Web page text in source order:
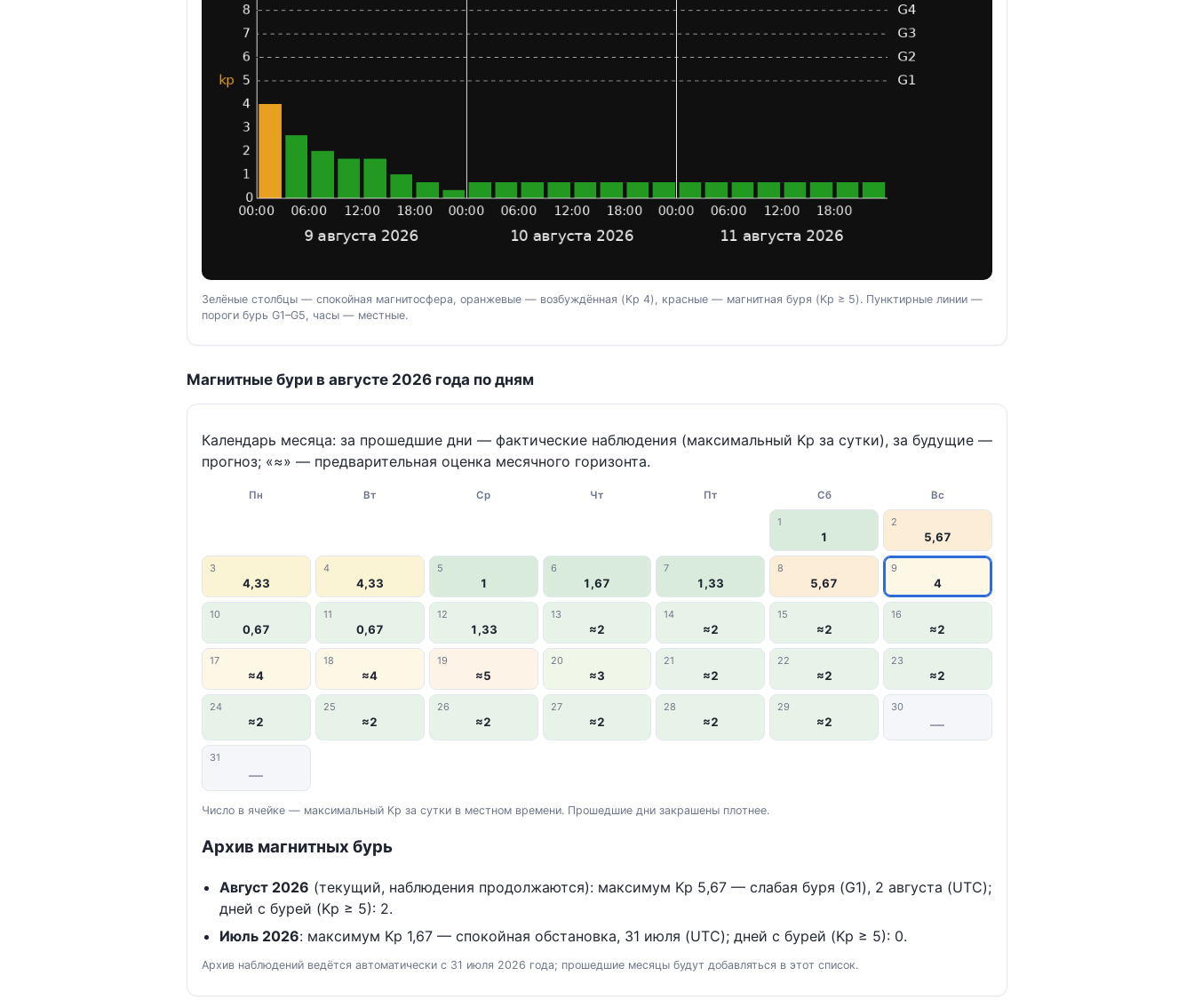
Зелёные столбцы — спокойная магнитосфера, оранжевые — возбуждённая (Kp 4), красные — магнитная буря (Kp ≥ 5). Пунктирные линии —
пороги бурь G1–G5, часы — местные.
Магнитные бури в августе 2026 года по дням
Календарь месяца: за прошедшие дни — фактические наблюдения (максимальный Kp за сутки), за будущие —
прогноз; «≈» — предварительная оценка месячного горизонта.
Пн Вт Ср Чт Пт Сб Вс
1
1
2
5,67
3
4,33
4
4,33
5
1
6
1,67
7
1,33
8
5,67
9
4
10
0,67
11
0,67
12
1,33
13
≈2
14
≈2
15
≈2
16
≈2
17
≈4
18
≈4
19
≈5
20
≈3
21
≈2
22
≈2
23
≈2
24
≈2
25
≈2
26
≈2
27
≈2
28
≈2
29
≈2
30
—
31
—
Число в ячейке — максимальный Kp за сутки в местном времени. Прошедшие дни закрашены плотнее.
Архив магнитных бурь
Август 2026 (текущий, наблюдения продолжаются): максимум Kp 5,67 — слабая буря (G1), 2 августа (UTC);
дней с бурей (Kp ≥ 5): 2.
Июль 2026: максимум Kp 1,67 — спокойная обстановка, 31 июля (UTC); дней с бурей (Kp ≥ 5): 0.
Архив наблюдений ведётся автоматически с 31 июля 2026 года; прошедшие месяцы будут добавляться в этот список.